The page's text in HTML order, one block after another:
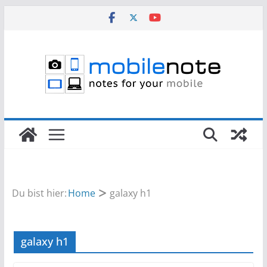
Du bist hier:Home galaxy h1
galaxy h1